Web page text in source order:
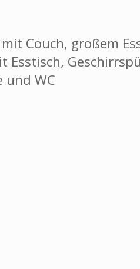
Couch, großem
und WC